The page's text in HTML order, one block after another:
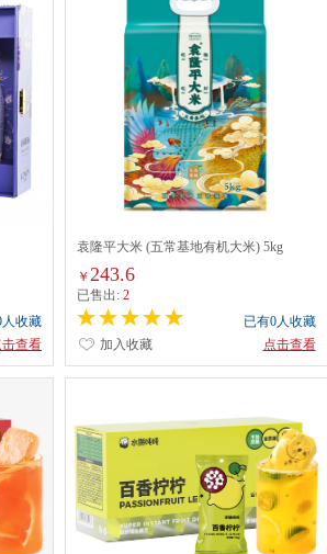
人收藏
击查看
袁隆平大米 (五常基地有机大米) 5kg
￥243.6
已售出:2
已有0人收藏
点击查看
加入收藏